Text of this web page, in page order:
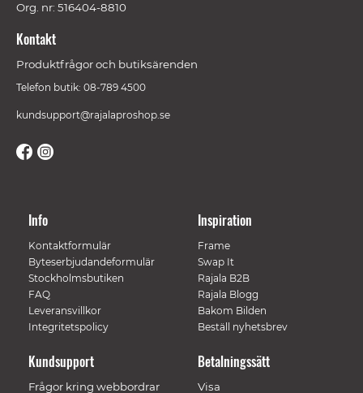
Org. nr: 516404-8810
Kontakt
Produktfrågor och butiksärenden
Telefon butik: 08-789 4500
kundsupport@rajalaproshop.se
Info
Kontaktformulär
Byteserbjudandeformulär
Stockholmsbutiken
FAQ
Leveransvillkor
Integritetspolicy
Inspiration
Frame
Swap It
Rajala B2B
Rajala Blogg
Bakom Bilden
Beställ nyhetsbrev
Betalningssätt
Visa
Kundsupport
Frågor kring webbordrar